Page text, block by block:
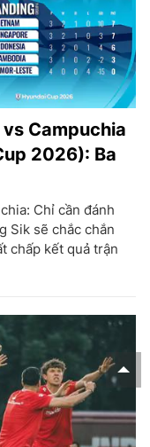
Campuchia
2026): Ba
Chỉ cần đánh
Sik sẽ chắc chắn
chấp kết quả trận